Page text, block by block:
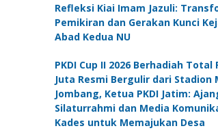
Refleksi Kiai Imam Jazuli:
Pemikiran dan Gerakan Kunci
Abad Kedua NU
PKDI Cup II 2026 Berhadiah Total
Juta Resmi Bergulir dari Stadion
Jombang, Ketua PKDI Jatim:
Silaturrahmi dan Media
Kades untuk Memajukan Desa